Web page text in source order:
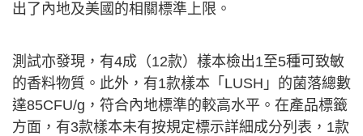
出了內地及美國的相關標準上限。
測試亦發現，有4成（12款）樣本檢出1至5種可致敏
的香料物質。此外，有1款樣本「LUSH」的菌落總數
達85CFU/g，符合內地標準的較高水平。在產品標籤
方面，有3款樣本未有按規定標示詳細成分列表，1款